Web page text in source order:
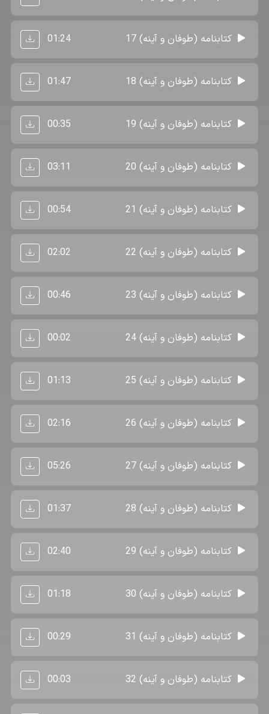
کتابنامه (طوفان و آینه) 17 01:24
کتابنامه (طوفان و آینه) 18 01:47
کتابنامه (طوفان و آینه) 19 00:35
کتابنامه (طوفان و آینه) 20 03:11
کتابنامه (طوفان و آینه) 21 00:54
کتابنامه (طوفان و آینه) 22 02:02
کتابنامه (طوفان و آینه) 23 00:46
کتابنامه (طوفان و آینه) 24 00:02
کتابنامه (طوفان و آینه) 25 01:13
کتابنامه (طوفان و آینه) 26 02:16
کتابنامه (طوفان و آینه) 27 05:26
کتابنامه (طوفان و آینه) 28 01:37
کتابنامه (طوفان و آینه) 29 02:40
کتابنامه (طوفان و آینه) 30 01:18
کتابنامه (طوفان و آینه) 31 00:29
کتابنامه (طوفان و آینه) 32 00:03